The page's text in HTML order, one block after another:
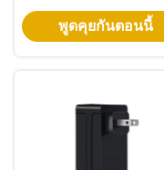
รับไฟ LED และกล้
CCTV
พูดคุยกันตอนนี้